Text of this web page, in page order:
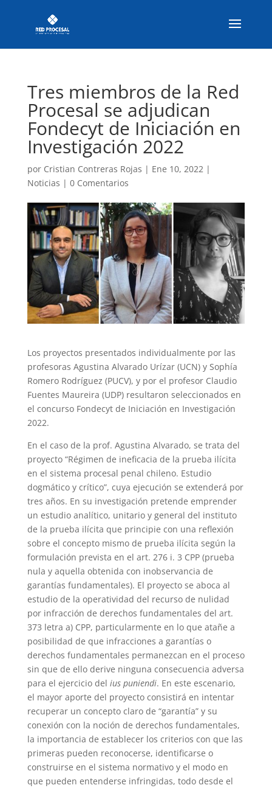
Tres miembros de la Red
Procesal se adjudican
Fondecyt de Iniciación en
Investigación 2022
por Cristian Contreras Rojas | Ene 10, 2022|
Noticias | 0 Comentarios
Los proyectos presentados individualmente por las
profesoras Agustina Alvarado Urízar (UCN) y Sophía
Romero Rodríguez (PUCV), y por el profesor Claudio
Fuentes Maureira (UDP) resultaron seleccionados en
el concurso Fondecyt de Iniciación en Investigación
2022.
En el caso de la prof. Agustina Alvarado, se trata del
proyecto “Régimen de ineficacia de la prueba ilícita
en el sistema procesal penal chileno. Estudio
dogmático y crítico”, cuya ejecución se extenderá por
tres años. En su investigación pretende emprender
un estudio analítico, unitario y general del instituto
de la prueba ilícita que principie con una reflexión
sobre el concepto mismo de prueba ilícita según la
formulación prevista en el art. 276 i. 3 CPP (prueba
nula y aquella obtenida con inobservancia de
garantías fundamentales). El proyecto se aboca al
estudio de la operatividad del recurso de nulidad
por infracción de derechos fundamentales del art.
373 letra a) CPP, particularmente en lo que atañe a
posibilidad de que infracciones a garantías o
derechos fundamentales permanezcan en el proceso
sin que de ello derive ninguna consecuencia adversa
para el ejercicio del ius puniendi. En este escenario,
el mayor aporte del proyecto consistirá en intentar
recuperar un concepto claro de “garantía” y su
conexión con la noción de derechos fundamentales,
la importancia de establecer los criterios con que las
primeras pueden reconocerse, identificarse o
construirse en el sistema normativo y el modo en
que pueden entenderse infringidas, todo desde el